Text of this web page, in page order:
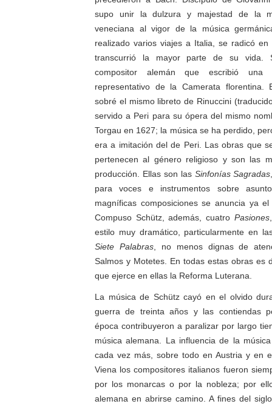
supo unir la dulzura y majestad de la
veneciana al vigor de la música
realizado varios viajes a Italia, se radicó en
transcurrió la mayor parte de su vida.
compositor alemán que escribió
representativo de la Camerata
sobré el mismo libreto de Rinuccini
servido a Peri para su ópera del mismo
Torgau en 1627; la música se ha perdido,
era a imitación del de Peri. Las obras que
pertenecen al género religioso y son las
producción. Ellas son las Sinfonías Sagradas
para voces e instrumentos sobre
magníficas composiciones se anuncia ya
Compuso Schütz, además, cuatro Pasiones
estilo muy dramático, particularmente en
Siete Palabras, no menos dignas de
Salmos y Motetes. En todas estas obras es
que ejerce en ellas la Reforma Luterana.
La música de Schütz cayó en el olvido
guerra de treinta años y las contiendas
época contribuyeron a paralizar por largo
música alemana. La influencia de la
cada vez más, sobre todo en Austria y en
Viena los compositores italianos fueron
por los monarcas o por la nobleza; por
alemana en abrirse camino. A fines del